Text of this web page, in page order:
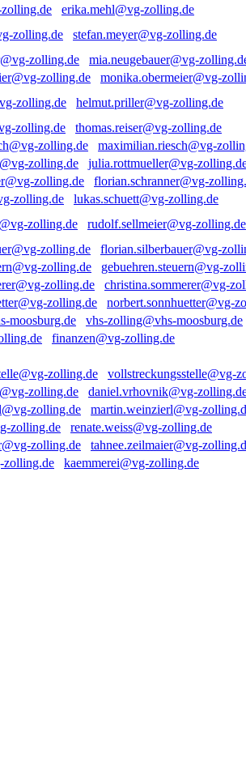
erika.mehl@vg-zolling.de
stefan.meyer@vg-zolling.de
mia.neugebauer@vg-
monika.obermeier@vg-
helmut.priller@vg-zolling.de
thomas.reiser@vg-zolling.de
maximilian.riesch@vg-
julia.rottmueller@vg-
florian.schranner@vg-
lukas.schuett@vg-zolling.de
rudolf.sellmeier@vg-zolling.de
florian.silberbauer@vg-
gebuehren.steuern@vg-
christina.sommerer@vg-
norbert.sonnhuetter@vg-
vhs-zolling@vhs-moosburg.de
finanzen@vg-zolling.de
vollstreckungsstelle@vg-
daniel.vrhovnik@vg-
martin.weinzierl@vg-
renate.weiss@vg-zolling.de
tahnee.zeilmaier@vg-
kaemmerei@vg-zolling.de